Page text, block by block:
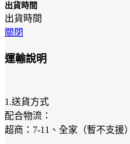
出貨時間
出貨時間
關閉
運輸說明
1.送貨方式
配合物流：
超商：7-11、全家（暫不支援）